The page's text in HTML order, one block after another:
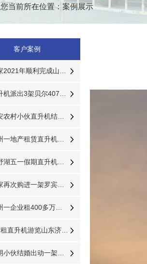
您当前所在位置：案例展示
客户案例